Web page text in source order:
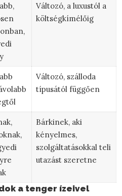
Változó, a luxustól a
költségkímélőig
Változó, szálloda
típusától függően
Bárkinek, aki
kényelmes,
szolgáltatásokkal teli
utazást szeretne
a tenger ízeivel